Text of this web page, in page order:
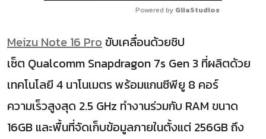
Powered by GliaStudios
Meizu Note 16 Proขับเคลื่อนด้วยชิป
เซ็ต Qualcomm Snapdragon 7s Gen 3 ที่ผลิตด้วย
เทคโนโลยี 4 นาโนเมตร พร้อมแกนซีพียู 8 คอร์
ความเร็วสูงสุด 2.5 GHz ทำงานร่วมกับ RAM ขนาด
16GB และพื้นที่จัดเก็บข้อมูลภายในตั้งแต่ 256GB ถึง